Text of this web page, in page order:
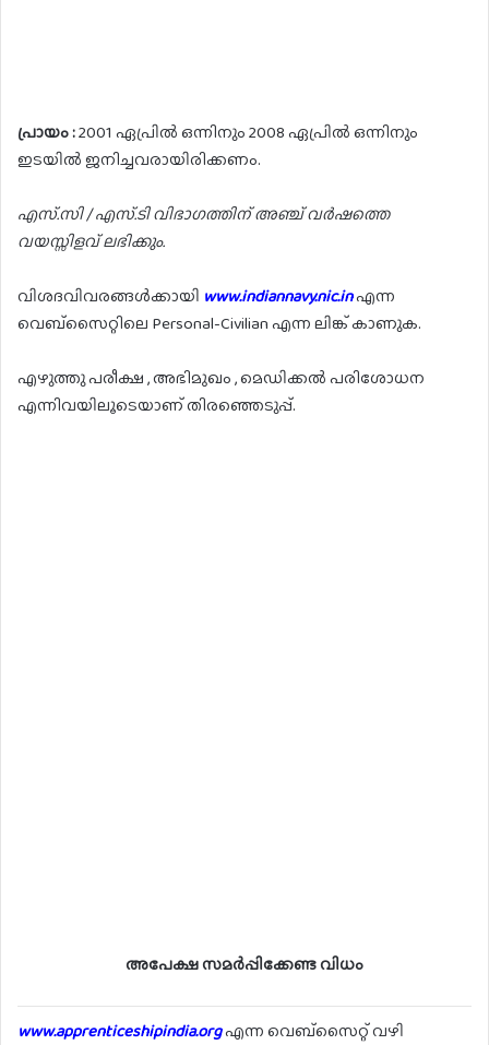
പ്രായം :2001 ഏപ്രിൽ ഒന്നിനും 2008 ഏപ്രിൽ ഒന്നിനും
ഇടയിൽ ജനിച്ചവരായിരിക്കണം.
എസ്.സി / എസ്.ടി വിഭാഗത്തിന് അഞ്ച് വർഷത്തെ
വയസ്സിളവ് ലഭിക്കും.
വിശദവിവരങ്ങൾക്കായി www.indiannavy.nic.inഎന്ന
വെബ്സൈറ്റിലെ Personal-Civilian എന്ന ലിങ്ക് കാണുക.
എഴുത്തു പരീക്ഷ , അഭിമുഖം , മെഡിക്കൽ പരിശോധന
എന്നിവയിലൂടെയാണ് തിരഞ്ഞെടുപ്പ്.
അപേക്ഷ സമർപ്പിക്കേണ്ട വിധം
www.apprenticeshipindia.orgഎന്ന വെബ്സൈറ്റ് വഴി